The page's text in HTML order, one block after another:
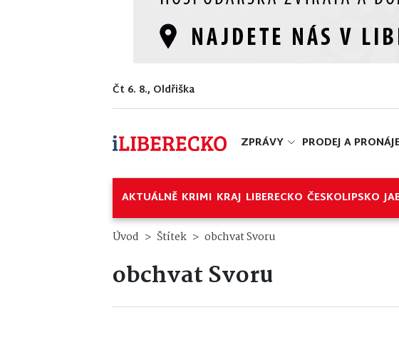
Čt 6. 8., Oldřiška
ZPRÁVY PRODEJ A
AKTUÁLNĚ KRIMI KRAJ LIBERECKO ČESKOLIPSKO
Úvod Štítek obchvat Svoru
obchvat Svoru